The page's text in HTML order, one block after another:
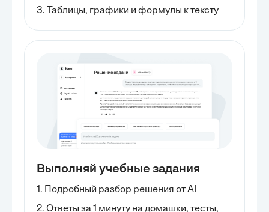
3. Таблицы, графики и формулы к тексту
Выполняй учебные задания
1. Подробный разбор решения от AI
2. Ответы за 1 минуту на домашки, тесты,